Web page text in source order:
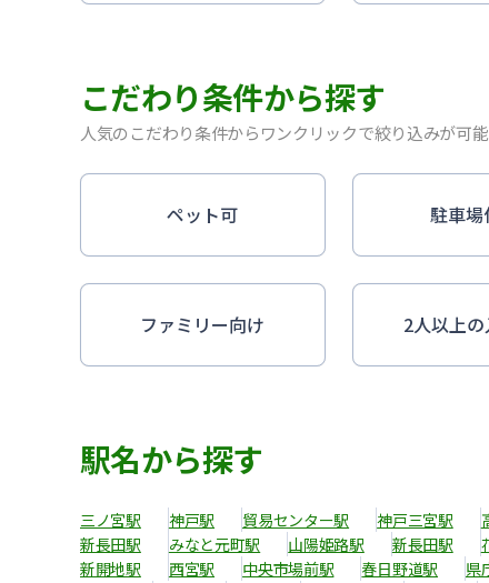
こだわり条件から探す
人気のこだわり条件からワンクリックで絞り込みが可能
ペット可 駐車場
ファミリー向け 2人以上
駅名から探す
三ノ宮駅 神戸駅 貿易センター駅 神戸三宮駅
新長田駅
みなと元町駅 山陽姫路駅 新長田駅
新開地駅
西宮駅 中央市場前駅 春日野道駅 県